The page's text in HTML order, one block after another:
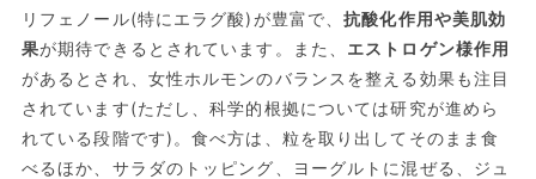
リフェノール(特にエラグ酸)が豊富で、抗酸化作用や美肌効
果が期待できるとされています。また、 エストロゲン様作用
があるとされ、女性ホルモンのバランスを整える効果も注目
されています(ただし、科学的根拠については研究が進めら
れている段階です)。食べ方は、粒を取り出してそのまま食
べるほか、サラダのトッピング、ヨーグルトに混ぜる、ジュ